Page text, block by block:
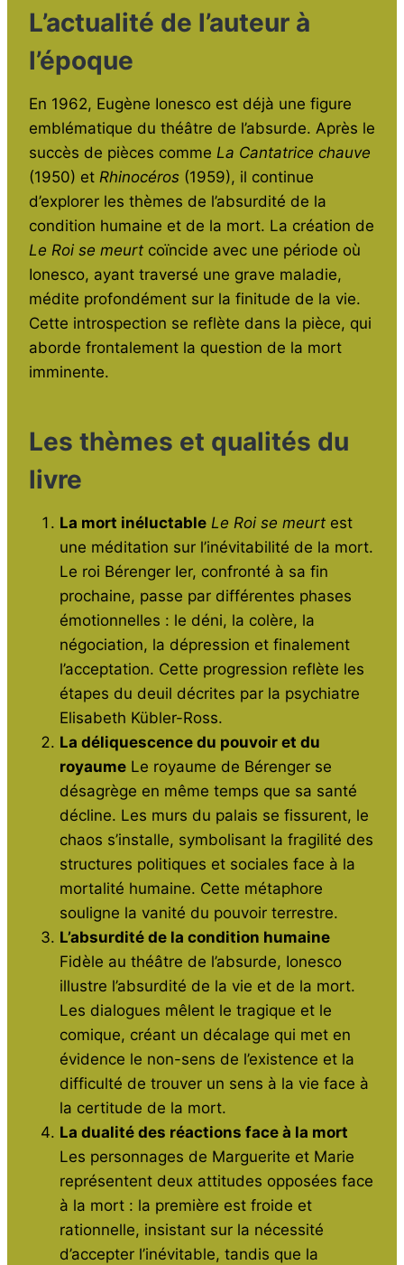
L’actualité de l’auteur à
l’époque
En 1962, Eugène Ionesco est déjà une figure
emblématique du théâtre de l’absurde. Après le
succès de pièces comme La Cantatrice chauve
(1950) et Rhinocéros (1959), il continue
d’explorer les thèmes de l’absurdité de la
condition humaine et de la mort. La création de
Le Roi se meurt coïncide avec une période où
Ionesco, ayant traversé une grave maladie,
médite profondément sur la finitude de la vie.
Cette introspection se reflète dans la pièce, qui
aborde frontalement la question de la mort
imminente.
Les thèmes et qualités du
livre
La mort inéluctable Le Roi se meurt est
une méditation sur l’inévitabilité de la mort.
Le roi Bérenger Ier, confronté à sa fin
prochaine, passe par différentes phases
émotionnelles : le déni, la colère, la
négociation, la dépression et finalement
l’acceptation. Cette progression reflète les
étapes du deuil décrites par la psychiatre
Elisabeth Kübler-Ross.
La déliquescence du pouvoir et du
royaume Le royaume de Bérenger se
désagrège en même temps que sa santé
décline. Les murs du palais se fissurent, le
chaos s’installe, symbolisant la fragilité des
structures politiques et sociales face à la
mortalité humaine. Cette métaphore
souligne la vanité du pouvoir terrestre.
L’absurdité de la condition humaine
Fidèle au théâtre de l’absurde, Ionesco
illustre l’absurdité de la vie et de la mort.
Les dialogues mêlent le tragique et le
comique, créant un décalage qui met en
évidence le non-sens de l’existence et la
difficulté de trouver un sens à la vie face à
la certitude de la mort.
La dualité des réactions face à la mort
Les personnages de Marguerite et Marie
représentent deux attitudes opposées face
à la mort : la première est froide et
rationnelle, insistant sur la nécessité
d’accepter l’inévitable, tandis que la